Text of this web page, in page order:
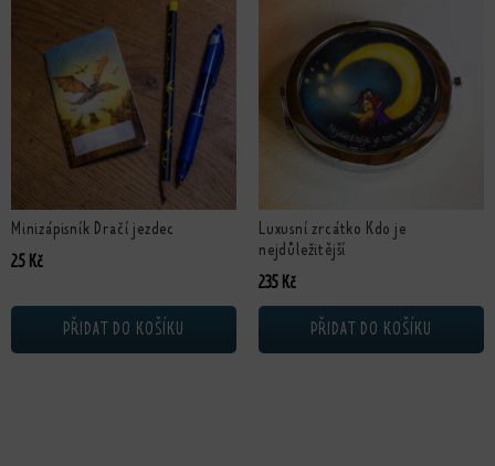
Minizápisník Dračí jezdec
25 Kč
PŘIDAT DO KOŠÍKU
Luxusní zrcátko Kdo je
nejdůležitější
235 Kč
PŘIDAT DO KOŠÍKU